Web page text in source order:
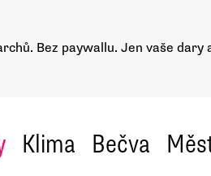
Bez paywallu. Jen vaše dary
Klima Bečva